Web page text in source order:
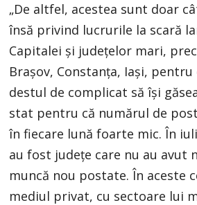
„De altfel, acestea sunt doar
însă privind lucrurile la scară
Capitalei și județelor mari,
Brașov, Constanța, Iași,
destul de complicat să își
stat pentru că numărul de
în fiecare lună foarte mic. În
au fost județe care nu au avut
muncă nou postate. În aceste
mediul privat, cu sectoare lui